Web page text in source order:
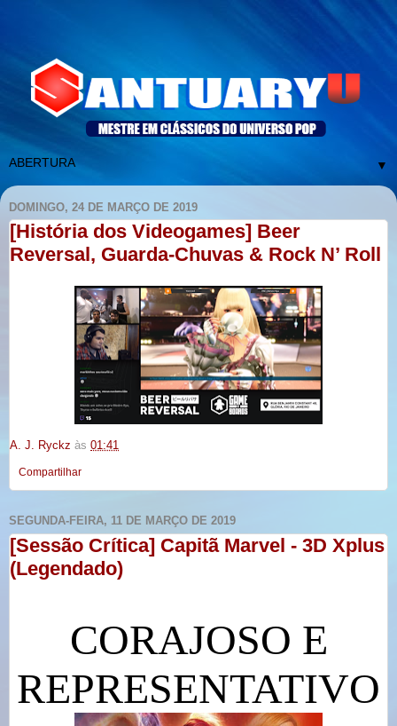
▼
DOMINGO, 24 DE MARÇO DE 2019
[História dos Videogames] Beer
Reversal, Guarda-Chuvas & Rock N’ Roll
A. J. Ryckz às 01:41
Compartilhar
SEGUNDA-FEIRA, 11 DE MARÇO DE 2019
[Sessão Crítica] Capitã Marvel - 3D Xplus
(Legendado)
CORAJOSO E
REPRESENTATIVO